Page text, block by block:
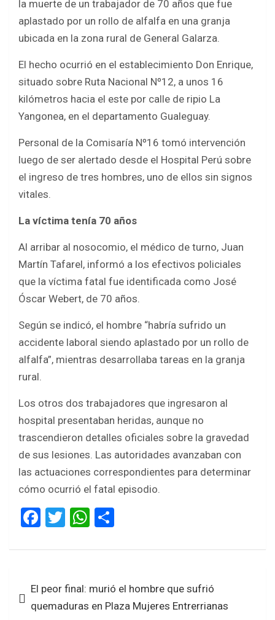
b
o
k
er s
A
p
e
la muerte de un trabajador de 70 años que fue
aplastado por un rollo de alfalfa en una granja
ubicada en la zona rural de General Galarza.
El hecho ocurrió en el establecimiento Don Enrique,
situado sobre Ruta Nacional Nº12, a unos 16
kilómetros hacia el este por calle de ripio La
Yangonea, en el departamento Gualeguay.
Personal de la Comisaría Nº16 tomó intervención
luego de ser alertado desde el Hospital Perú sobre
el ingreso de tres hombres, uno de ellos sin signos
vitales.
La víctima tenía 70 años
Al arribar al nosocomio, el médico de turno, Juan
Martín Tafarel, informó a los efectivos policiales
que la víctima fatal fue identificada como José
Óscar Webert, de 70 años.
Según se indicó, el hombre “habría sufrido un
accidente laboral siendo aplastado por un rollo de
alfalfa”, mientras desarrollaba tareas en la granja
rural.
Los otros dos trabajadores que ingresaron al
hospital presentaban heridas, aunque no
trascendieron detalles oficiales sobre la gravedad
de sus lesiones. Las autoridades avanzaban con
las actuaciones correspondientes para determinar
cómo ocurrió el fatal episodio.
F
ce
o
T
tt
W
at
A
ar
de
entradas
El peor final: murió el hombre que sufrió
quemaduras en Plaza Mujeres Entrerrianas